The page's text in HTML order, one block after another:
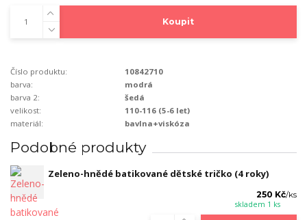
Koupit
Číslo produktu:
10842710
barva:
modrá
barva 2:
šedá
velikost:
110-116 (5-6 let)
materiál:
bavlna+viskóza
Podobné produkty
Zeleno-hnědé batikované dětské tričko (4 roky)
250 Kč/ks
skladem 1 ks